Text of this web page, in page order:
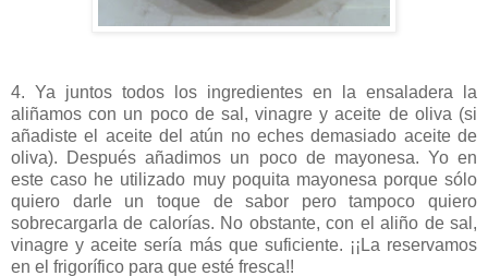
4. Ya juntos todos los ingredientes en la ensaladera la
aliñamos con un poco de sal, vinagre y aceite de oliva (si
añadiste el aceite del atún no eches demasiado aceite de
oliva). Después añadimos un poco de mayonesa. Yo en
este caso he utilizado muy poquita mayonesa porque sólo
quiero darle un toque de sabor pero tampoco quiero
sobrecargarla de calorías. No obstante, con el aliño de sal,
vinagre y aceite sería más que suficiente. ¡¡La reservamos
en el frigorífico para que esté fresca!!